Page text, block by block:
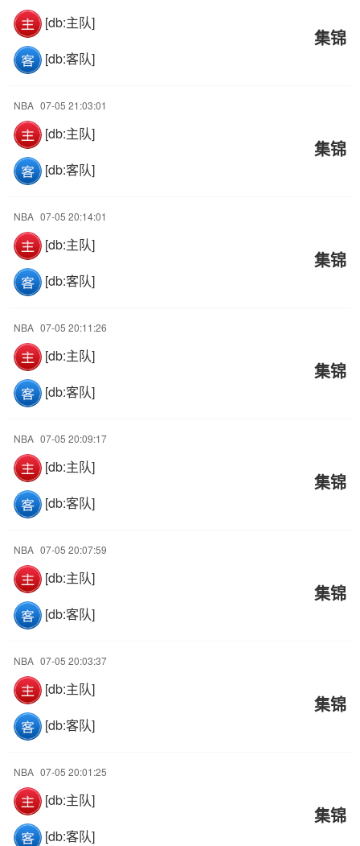
[db:主队]
[db:客队]
集锦
NBA 07-05 21:03:01
[db:主队]
[db:客队]
集锦
NBA 07-05 20:14:01
[db:主队]
[db:客队]
集锦
NBA 07-05 20:11:26
[db:主队]
[db:客队]
集锦
NBA 07-05 20:09:17
[db:主队]
[db:客队]
集锦
NBA 07-05 20:07:59
[db:主队]
[db:客队]
集锦
NBA 07-05 20:03:37
[db:主队]
[db:客队]
集锦
NBA 07-05 20:01:25
[db:主队]
[db:客队]
集锦